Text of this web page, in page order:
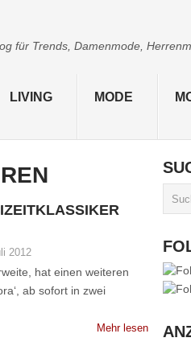
für Trends, Damenmode,
LIVING MODE
2012
hat einen weiteren
ab sofort in zwei
Mehr lesen